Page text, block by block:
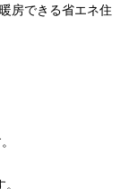
房できる省エネ住